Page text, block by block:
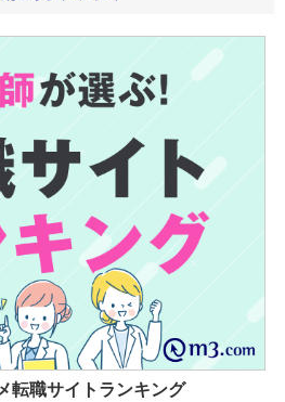
転職サイトランキング